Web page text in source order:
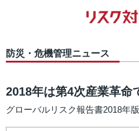
防災・危機管理ニュース
2018年は第4次産業革命
グローバルリスク報告書2018年